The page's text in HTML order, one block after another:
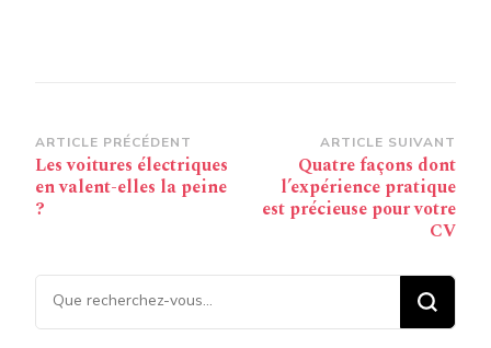
Navigation
d’article
ARTICLE PRÉCÉDENT
Les voitures électriques
en valent-elles la peine
?
ARTICLE SUIVANT
Quatre façons dont
l’expérience pratique
est précieuse pour votre
CV
Vous recherchiez quelque
chose ?